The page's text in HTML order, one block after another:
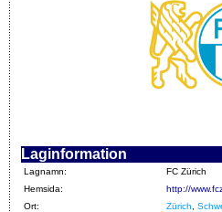
Laginformation
Lagnamn:
FC Zürich
Hemsida:
http://
Ort:
Zürich